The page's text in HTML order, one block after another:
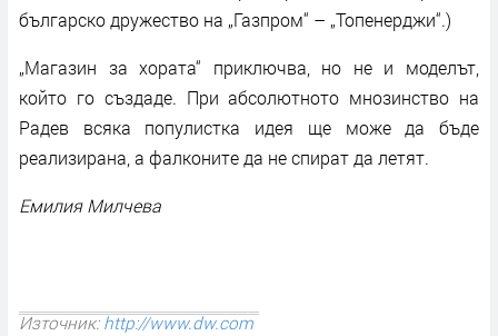
българско дружество на „Газпром“ – „Топенерджи“.)
„Магазин за хората“ приключва, но нe и моделът,
който го създаде. При абсолютното мнозинство на
Радев всяка популистка идея ще може да бъде
реализирана, а фалконите да не спират да летят.
Емилия Милчева
Източник: http://www.dw.com